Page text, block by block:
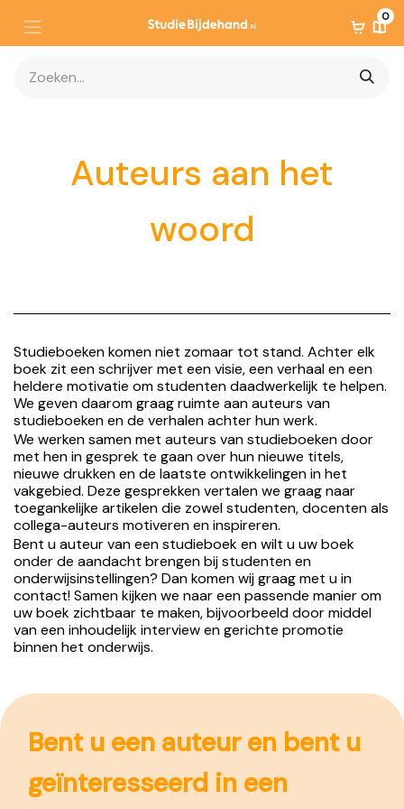
0
Auteurs aan het
woord
Studieboeken komen niet zomaar tot stand. Achter elk
boek zit een schrijver met een visie, een verhaal en een
heldere motivatie om studenten daadwerkelijk te helpen.
We geven daarom graag ruimte aan auteurs van
studieboeken en de verhalen achter hun werk.
We werken samen met auteurs van studieboeken door
met hen in gesprek te gaan over hun nieuwe titels,
nieuwe drukken en de laatste ontwikkelingen in het
vakgebied. Deze gesprekken vertalen we graag naar
toegankelijke artikelen die zowel studenten, docenten als
collega-auteurs motiveren en inspireren.
Bent u auteur van een studieboek en wilt u uw boek
onder de aandacht brengen bij studenten en
onderwijsinstellingen? Dan komen wij graag met u in
contact! Samen kijken we naar een passende manier om
uw boek zichtbaar te maken, bijvoorbeeld door middel
van een inhoudelijk interview en gerichte promotie
binnen het onderwijs.
Bent u een auteur en bent u
geïnteresseerd in een